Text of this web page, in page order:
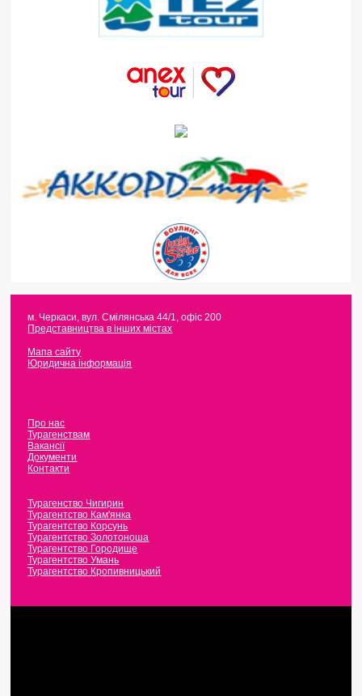
м. Черкаси,вул. Смілянська 44/1, офіс 200
Представництва в інших містах
Мапа сайту
Юридична інформація
Про нас
Турагенствам
Вакансії
Документи
Контакти
Турагенство Чигирин
Турагентство Кам'янка
Турагентство Корсунь
Турагентство Золотоноша
Турагентство Городище
Турагентство Умань
Турагентство Кропивницький